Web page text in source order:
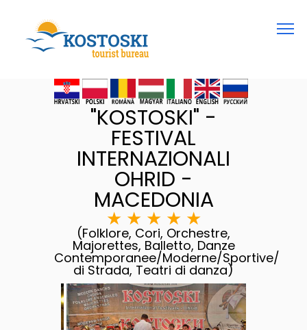
"KOSTOSKI" -
FESTIVAL
INTERNAZIONALI
OHRID -
MACEDONIA
★ ★ ★ ★ ★
(Folklore, Cori, Orchestre,
Majorettes, Balletto, Danze
Contemporanee/Moderne/Sportive/
di Strada, Teatri di danza)